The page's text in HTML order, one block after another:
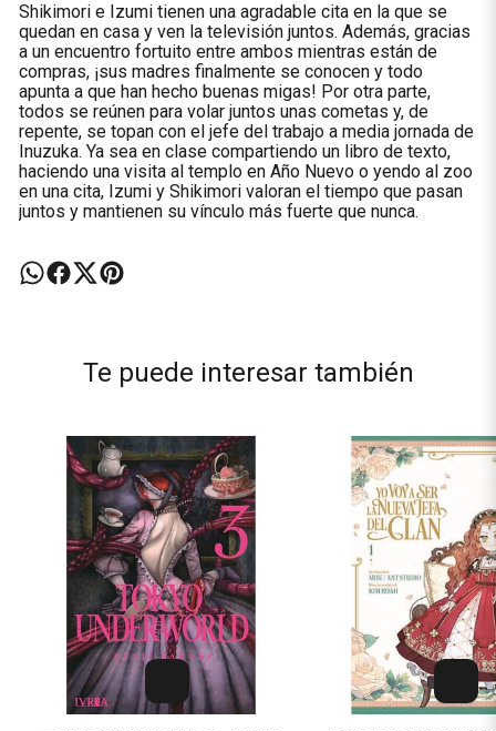
Shikimori e Izumi tienen una agradable cita en la que se
quedan en casa y ven la televisión juntos. Además, gracias
a un encuentro fortuito entre ambos mientras están de
compras, ¡sus madres finalmente se conocen y todo
apunta a que han hecho buenas migas! Por otra parte,
todos se reúnen para volar juntos unas cometas y, de
repente, se topan con el jefe del trabajo a media jornada de
Inuzuka. Ya sea en clase compartiendo un libro de texto,
haciendo una visita al templo en Año Nuevo o yendo al zoo
en una cita, Izumi y Shikimori valoran el tiempo que pasan
juntos y mantienen su vínculo más fuerte que nunca.
Te puede interesar también